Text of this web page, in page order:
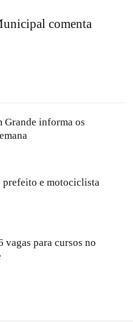
comenta
Grande informa os
e motociclista
vagas para cursos no